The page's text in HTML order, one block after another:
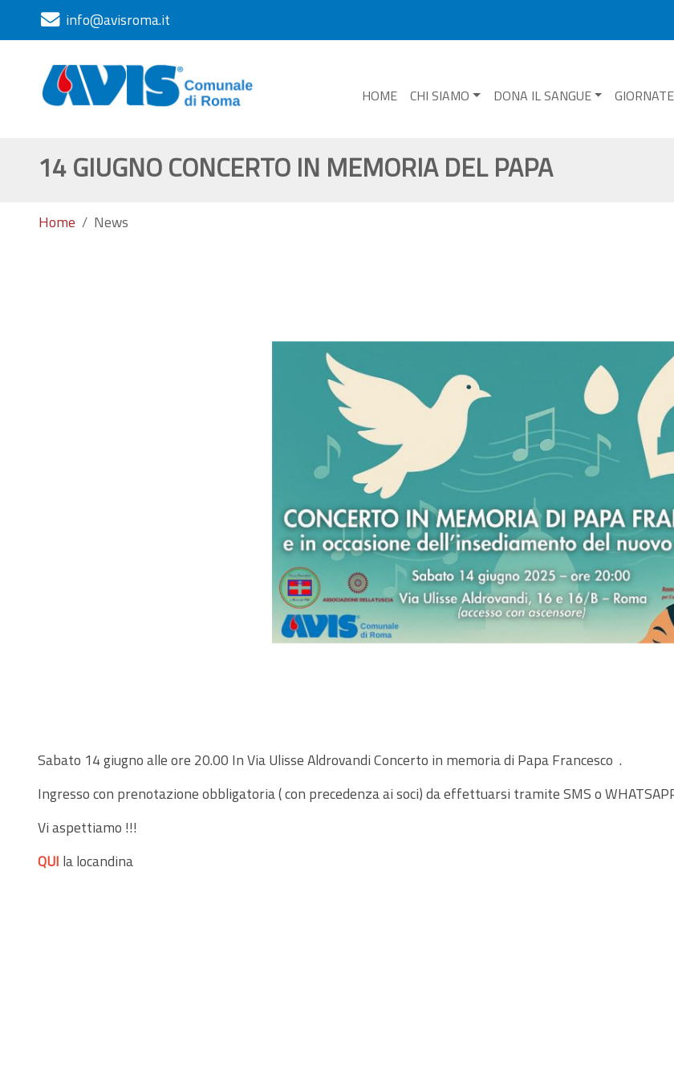
info@avisroma.it
HOME CHI SIAMO DONA IL SANGUE
14 GIUGNO CONCERTO IN MEMORIA DEL PAPA
Home News
Sabato 14 giugno alle ore 20.00 In Via Ulisse Aldrovandi Concerto in memoria di Papa Francesco .
Ingresso con prenotazione obbligatoria ( con precedenza ai soci) da effettuarsi tramite SMS o
Vi aspettiamo !!!
QUI la locandina